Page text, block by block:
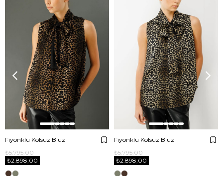
Fiyonklu Kolsuz Bluz
₺2.898,00
₺5.795,00
Fiyonklu Kolsuz Bluz
₺2.898,00
₺5.795,00